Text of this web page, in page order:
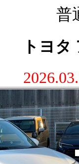
普
トヨ